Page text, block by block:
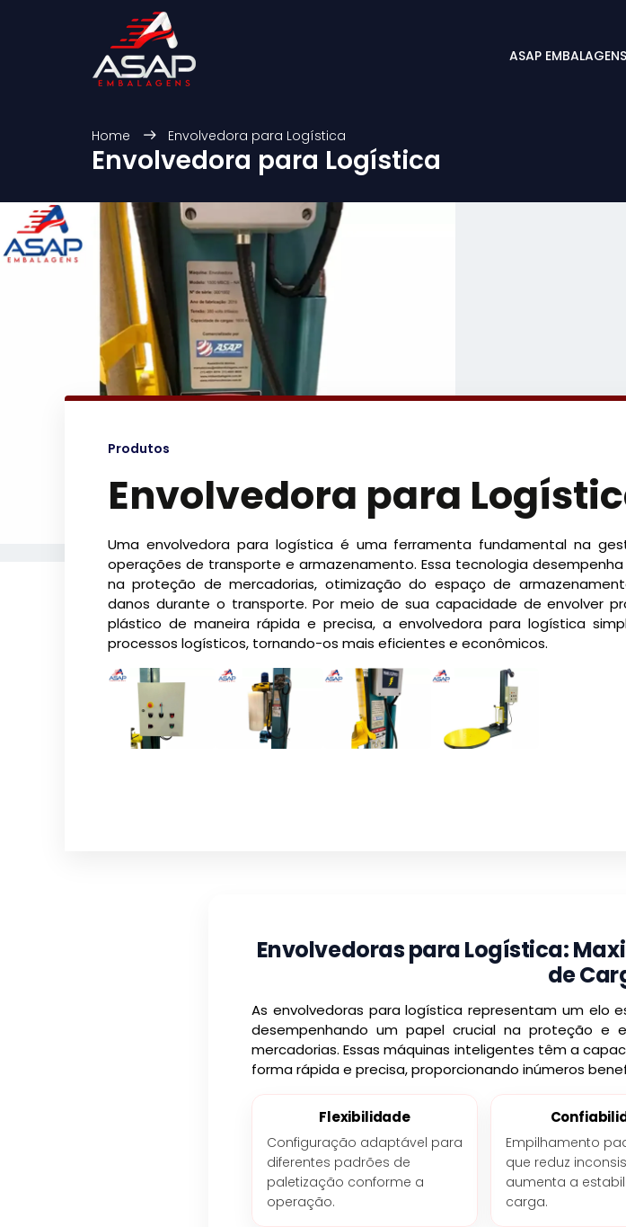
ASAP EMBALAGENS
Home Envolvedora para Logística
Envolvedora para Logística
Produtos
Envolvedora para
Uma envolvedora para logística é uma ferramenta fundamental na
operações de transporte e armazenamento. Essa tecnologia
na proteção de mercadorias, otimização do espaço de
danos durante o transporte. Por meio de sua capacidade de envolver
plástico de maneira rápida e precisa, a envolvedora para logística
processos logísticos, tornando-os mais eficientes e econômicos.
Envolvedoras para Logística:
de
As envolvedoras para logística representam um elo
desempenhando um papel crucial na proteção e
mercadorias. Essas máquinas inteligentes têm a
forma rápida e precisa, proporcionando inúmeros
Flexibilidade
Configuração adaptável para
diferentes padrões de
paletização conforme a
operação.
Empilhamento
que reduz
aumenta a
carga.